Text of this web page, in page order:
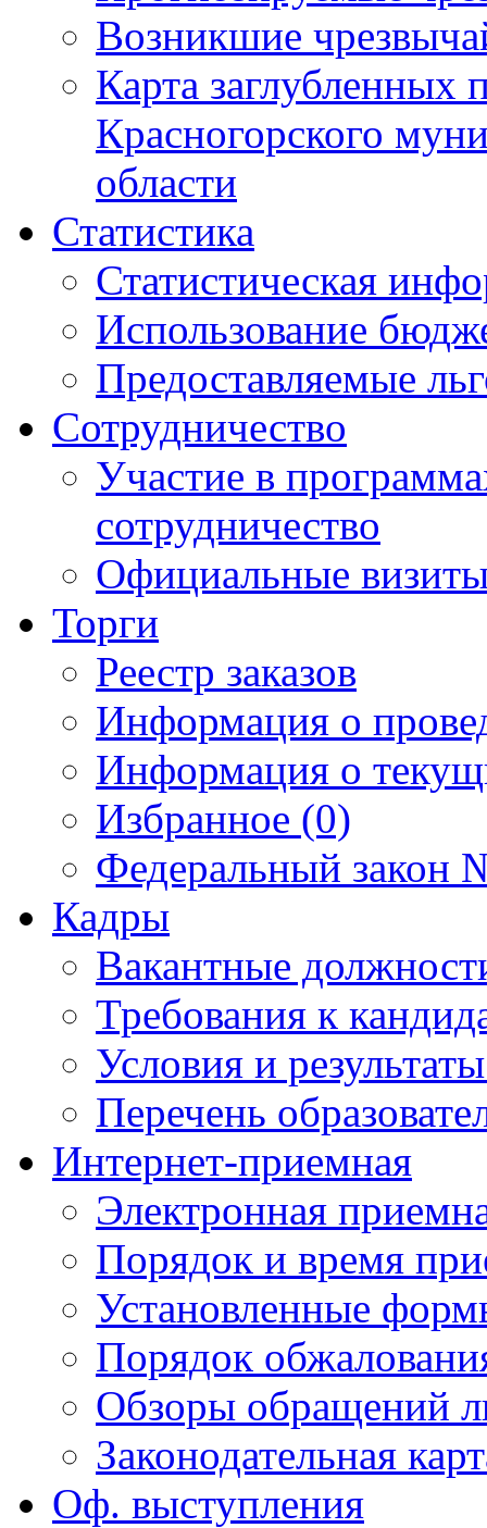
Возникшие
Карта
Красногорского
области
Статистика
Статистическая
Использование
Предоставляемые
Сотрудничество
Участие в
сотрудничество
Официальные
Торги
Реестр заказов
Информация о
Информация о
Избранное (0)
Федеральный закон
Кадры
Вакантные
Требования к
Условия и
Перечень
Интернет-приемная
Электронная
Порядок и время
Установленные
Порядок
Обзоры обращений
Законодательная
Оф. выступления